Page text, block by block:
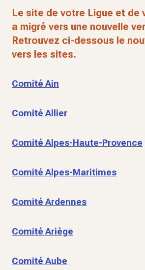
Le site de votre Ligue et de
a migré vers une nouvelle
Retrouvez ci-dessous le
vers les sites.
Comité Ain
Comité Allier
Comité Alpes-Haute-Provence
Comité Alpes-Maritimes
Comité Ardennes
Comité Ariège
Comité Aube